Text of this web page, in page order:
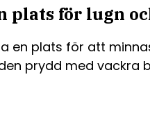
plats för lugn
en plats för att
prydd med